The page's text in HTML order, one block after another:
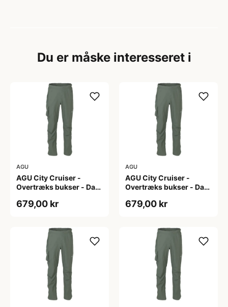
Du er måske interesseret i
AGU
AGU City Cruiser -
Overtræks bukser - Dark
679,00 kr
AGU
AGU City Cruiser -
Overtræks bukser - Dark
679,00 kr